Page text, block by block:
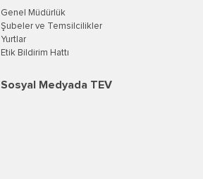
Genel Müdürlük
Şubeler ve Temsilcilikler
Yurtlar
Etik Bildirim Hattı
Sosyal Medyada TEV